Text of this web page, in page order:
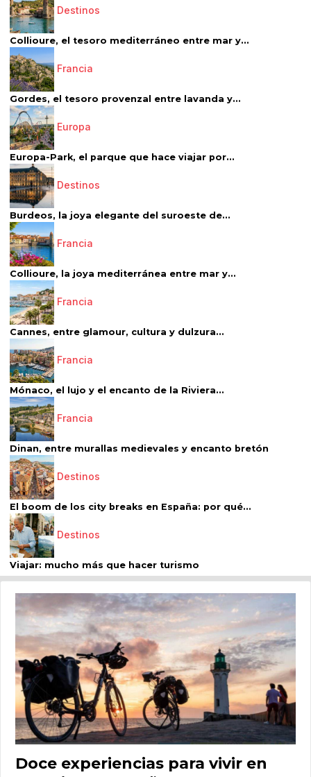
Destinos
Collioure, el tesoro mediterráneo entre mar y...
Francia
Gordes, el tesoro provenzal entre lavanda y...
Europa
Europa-Park, el parque que hace viajar por...
Destinos
Burdeos, la joya elegante del suroeste de...
Francia
Collioure, la joya mediterránea entre mar y...
Francia
Cannes, entre glamour, cultura y dulzura...
Francia
Mónaco, el lujo y el encanto de la Riviera...
Francia
Dinan, entre murallas medievales y encanto bretón
Destinos
El boom de los city breaks en España: por qué...
Destinos
Viajar: mucho más que hacer turismo
Doce experiencias para vivir en